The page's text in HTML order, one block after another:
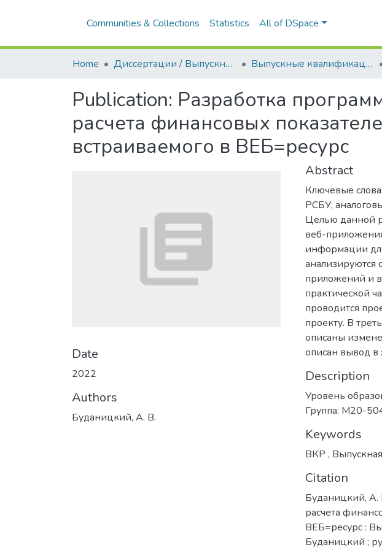
Communities & Collections Statistics All of DSpace
Home Диссертации / Выпускные квалификационные работы Выпускные квалификационные работы
Publication: Разработка
расчета финансовых
встраиваемого в ВЕБ=ресурс
Date
2022
Authors
Буданицкий, А. В.
Abstract
Ключевые
РСБУ,
Целью данной
веб-
информации
анализируются
приложений и
практической
проводится
проекту. В
описаны
описан вывод
Description
Уровень
Группа: М20-
Keywords
ВКР ,
Citation
Буданицкий, А.
расчета
ВЕБ=ресурс :
Буданицкий ;